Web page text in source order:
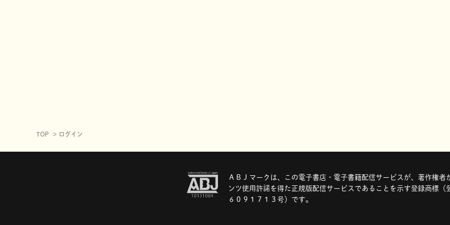
TOP ログイン
ＡＢＪマークは、この電子書店・電子書籍配信サービスが、著作権者
ンツ使用許諾を得た正規版配信サービスであることを示す登録商標（
６０９１７１３号）です。